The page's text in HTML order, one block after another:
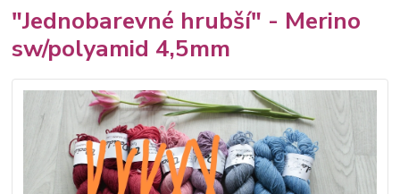
"Jednobarevné hrubší" - Merino
sw/polyamid 4,5mm